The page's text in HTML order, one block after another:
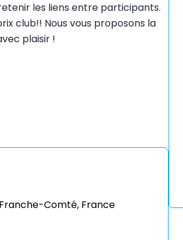
les liens entre participants.
club!! Nous vous proposons la
plaisir !
Comté, France